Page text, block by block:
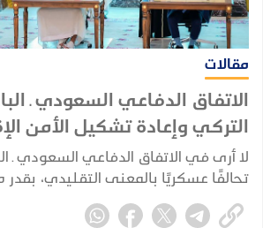
مقالات
الاتفاق الدفاعي السعودي ـ
التركي وإعادة تشكيل الأمن
لا أرى في الاتفاق الدفاعي السعودي ـ
تحالفًا عسكريًا بالمعنى التقليدي،
للتكامل الدفاعي والأمني بين ثلاث
مختلفة، عناصر قوة وخبرات واحتياجات